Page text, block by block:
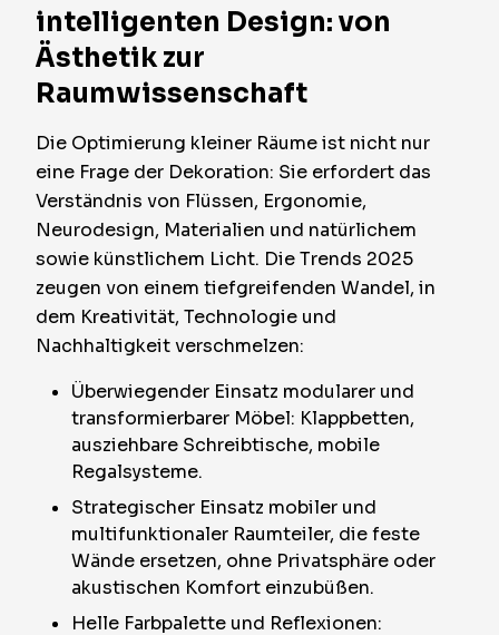
intelligenten Design: von
Ästhetik zur
Raumwissenschaft
Die Optimierung kleiner Räume ist nicht nur
eine Frage der Dekoration: Sie erfordert das
Verständnis von Flüssen, Ergonomie,
Neurodesign, Materialien und natürlichem
sowie künstlichem Licht. Die Trends 2025
zeugen von einem tiefgreifenden Wandel, in
dem Kreativität, Technologie und
Nachhaltigkeit verschmelzen:
Überwiegender Einsatz modularer und
transformierbarer Möbel: Klappbetten,
ausziehbare Schreibtische, mobile
Regalsysteme.
Strategischer Einsatz mobiler und
multifunktionaler Raumteiler, die feste
Wände ersetzen, ohne Privatsphäre oder
akustischen Komfort einzubüßen.
Helle Farbpalette und Reflexionen: